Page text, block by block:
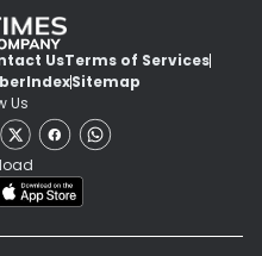
UsTerms of Services
IndexSitemap
Us